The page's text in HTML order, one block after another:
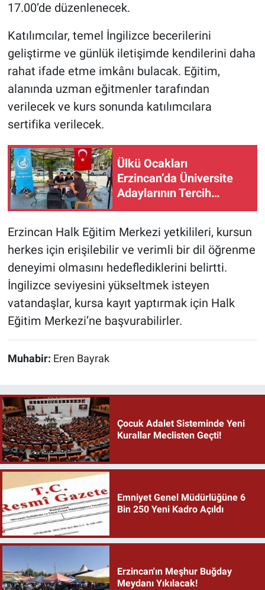
17.00’de düzenlenecek.
Katılımcılar, temel İngilizce becerilerini
geliştirme ve günlük iletişimde kendilerini daha
rahat ifade etme imkânı bulacak. Eğitim,
alanında uzman eğitmenler tarafından
verilecek ve kurs sonunda katılımcılara
sertifika verilecek.
Ülkü Ocakları
Erzincan’da Üniversite
Adaylarının Tercih
Heyecanına Ortak Oluyor
Erzincan Halk Eğitim Merkezi yetkilileri, kursun
herkes için erişilebilir ve verimli bir dil öğrenme
deneyimi olmasını hedeflediklerini belirtti.
İngilizce seviyesini yükseltmek isteyen
vatandaşlar, kursa kayıt yaptırmak için Halk
Eğitim Merkezi’ne başvurabilirler.
Muhabir: Eren Bayrak
Çocuk Adalet Sisteminde Yeni
Kurallar Meclisten Geçti!
Emniyet Genel Müdürlüğüne 6
Bin 250 Yeni Kadro Açıldı
Erzincan'ın Meşhur Buğday
Meydanı Yıkılacak!